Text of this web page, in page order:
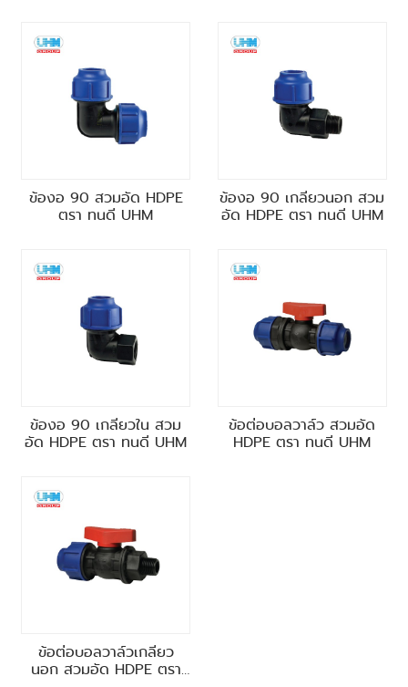
ข้องอ 90 สวมอัด HDPE
ตรา ทนดี UHM
ข้องอ 90 เกลียวนอก สวม
อัด HDPE ตรา ทนดี UHM
ข้องอ 90 เกลียวใน สวม
อัด HDPE ตรา ทนดี UHM
ข้อต่อบอลวาล์ว สวมอัด
HDPE ตรา ทนดี UHM
ข้อต่อบอลวาล์วเกลียว
นอก สวมอัด HDPE ตรา